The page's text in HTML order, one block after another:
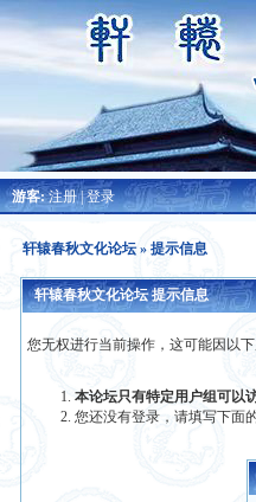
游客:注册|登录
轩辕春秋文化论坛» 提示信息
轩辕春秋文化论坛 提示信息
您无权进行当前操作，这可能因以
本论坛只有特定用户组可以访
您还没有登录，请填写下面